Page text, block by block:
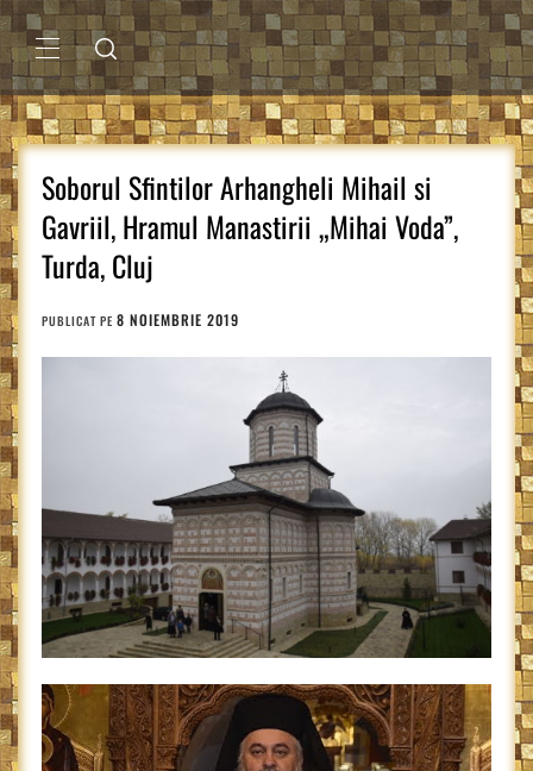
Sari
la
conținutMENIU
PRINCIPAL
Soborul Sfintilor Arhangheli Mihail si
Gavriil, Hramul Manastirii „Mihai Voda”,
Turda, Cluj
PUBLICAT PE 8 NOIEMBRIE 2019